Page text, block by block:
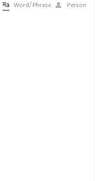
Word/Phrase Person